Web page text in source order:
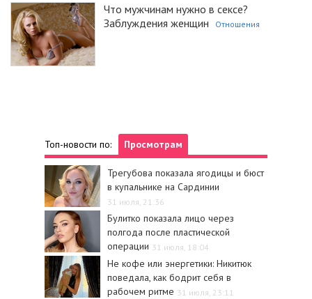
Что мужчинам нужно в сексе?
Заблуждения женщин
Отношения
Топ-новости по: Просмотрам
Трегубова показала ягодицы и бюст
в купальнике на Сардинии
31 июля, 21:36
Булитко показала лицо через
полгода после пластической
операции 31 июля, 18:04
Не кофе или энергетики: Никитюк
поведала, как бодрит себя в
рабочем ритме 31 июля, 23:11